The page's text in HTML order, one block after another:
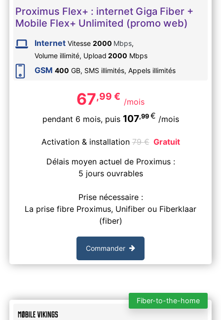
Proximus Flex+ : internet Giga Fiber +
Mobile Flex+ Unlimited (promo web)
Internet Vitesse 2000 Mbps,
Volume illimité, Upload 2000 Mbps
GSM 400 GB, SMS illimités, Appels illimités
67,99 € /mois
pendant 6 mois, puis 107,99 € /mois
Activation & installation79€ Gratuit
Délais moyen actuel de Proximus :
5 jours ouvrables
Prise nécessaire :
La prise fibre Proximus, Unifiber ou Fiberklaar
(fiber)
Commander
Fiber-to-the-home